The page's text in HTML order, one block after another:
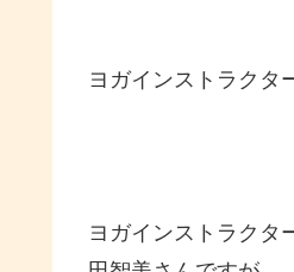
ヨガインストラクタ
ヨガインストラクタ